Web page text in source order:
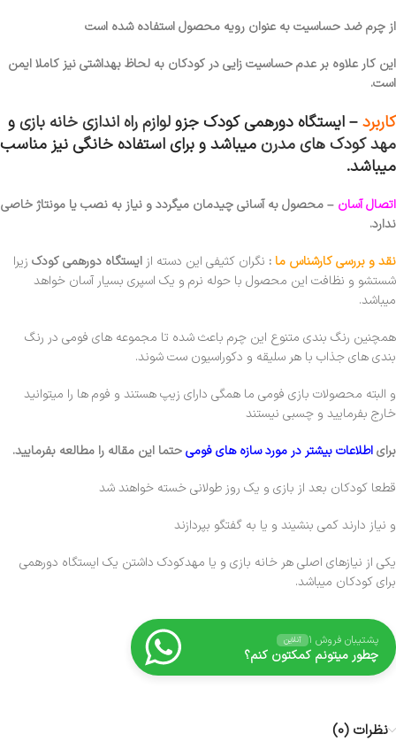
از چرم ضد حساسیت به عنوان رویه محصول استفاده شده است
این کار علاوه بر عدم حساسیت زایی در کودکان به لحاظ بهداشتی نیز کاملا ایمن
است.
کاربرد– ایستگاه دورهمی کودک جزولوازم راه اندازی خانه بازی و
مهد کودک های مدرن میباشد و برای استفاده خانگی نیز مناسب
میباشد.
اتصال آسان – محصول به آسانی چیدمان میگردد و نیاز به نصب یا مونتاژ خاصی
ندارد.
نقد و بررسی کارشناس ما : نگران کثیفی این دسته از ایستگاه دورهمی کودک زیرا
شستشو و نظافت این محصول با حوله نرم و یک اسپری بسیار آسان خواهد
میباشد.
همچنین رنگ بندی متنوع این چرم باعث شده تا مجموعه های فومی در رنگ
بندی های جذاب با هر سلیقه و دکوراسیون ست شوند.
و البته محصولات بازی فومی ما همگی دارای زیپ هستند و فوم ها را میتوانید
خارج بفرمایید و چسبی نیستند
برایاطلاعات بیشتر در مورد سازه های فومیحتما این مقاله را مطالعه بفرمایید.
قطعا کودکان بعد از بازی و یک روز طولانی خسته خواهند شد
و نیاز دارند کمی بنشیند و یا به گفتگو بپردازند
یکی از نیازهای اصلی هر خانه بازی و یا مهدکودک داشتن یک ایستگاه دورهمی
برای کودکان میباشد.
پشتیبان فروش ۱ آنلاین
چطور میتونم کمکتون کنم؟
نظرات (0)